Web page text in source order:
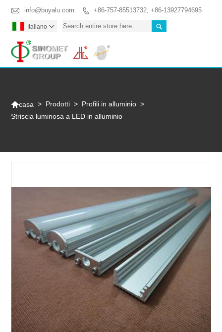
 info@buyalu.com  +86-757-85513732, +86-13927794695

Italiano 
casa > Prodotti > Profili in alluminio >
Striscia luminosa a LED in alluminio